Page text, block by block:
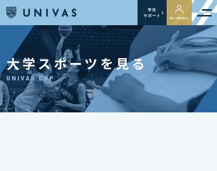
学生
サポート
My UNIVAS
大学スポーツを見る
UNIVAS CUP